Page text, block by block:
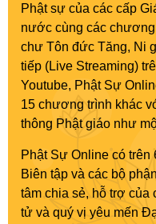
Phật sự của các cấp
nước cùng các chương
chư Tôn đức Tăng, Ni
tiếp (Live Streaming)
Youtube, Phật Sự
15 chương trình khác
thông Phật giáo như
Phật Sự Online có
Biên tập và các bộ
tâm chia sẻ, hỗ trợ
tử và quý vị yêu mến